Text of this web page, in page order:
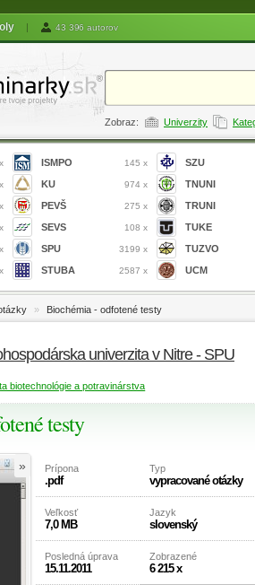
| 43 396 autorov
Zobraz: Univerzity
ISMPO 145 x
KU 974 x
PEVŠ 275 x
SEVS 108 x
SPU 3199 x
STUBA 2587 x
SZU
TNUNI
TRUNI
TUKE
TUZVO
UCM
» Biochémia - odfotené testy
univerzita v Nitre - SPU
biotechnológie a potravinárstva
testy
» Prípona
.pdf
Typ
vypracované otázky
Veľkosť
7,0 MB
Jazyk
slovenský
Posledná úprava
15.11.2011
Zobrazené
6 215 x